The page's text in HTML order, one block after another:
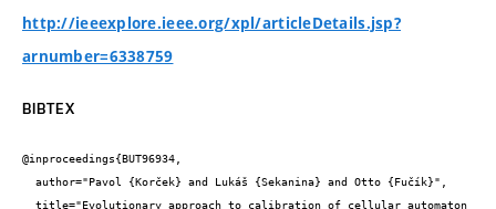
http://ieeexplore.ieee.org/xpl/articleDetails.jsp?
arnumber=6338759
BIBTEX
@inproceedings{BUT96934,